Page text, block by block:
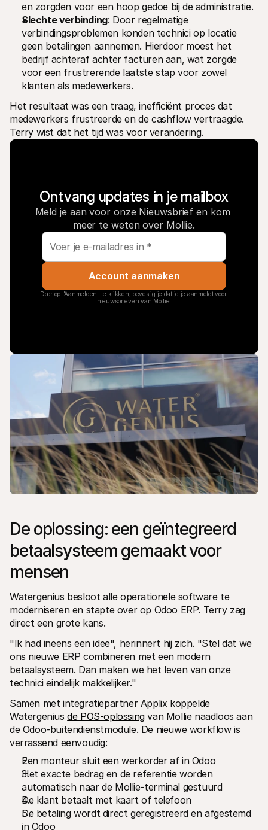
en zorgden voor een hoop gedoe bij de administratie.
Slechte verbinding: Door regelmatige
verbindingsproblemen konden technici op locatie
geen betalingen aannemen. Hierdoor moest het
bedrijf achteraf achter facturen aan, wat zorgde
voor een frustrerende laatste stap voor zowel
klanten als medewerkers.
Het resultaat was een traag, inefficiënt proces dat
medewerkers frustreerde en de cashflow vertraagde.
Terry wist dat het tijd was voor verandering.
Ontvang updates in je mailbox
Meld je aan voor onze Nieuwsbrief en kom
meer te weten over Mollie.
Account aanmaken
Door op "Aanmelden" te klikken, bevestig je dat je je aanmeldt voor
nieuwsbrieven van Mollie.
De oplossing: een geïntegreerd
betaalsysteem gemaakt voor
mensen
Watergenius besloot alle operationele software te
moderniseren en stapte over op Odoo ERP. Terry zag
direct een grote kans.
"Ik had ineens een idee", herinnert hij zich. "Stel dat we
ons nieuwe ERP combineren met een modern
betaalsysteem. Dan maken we het leven van onze
technici eindelijk makkelijker."
Samen met integratiepartner Applix koppelde
Watergenius de POS-oplossing van Mollie naadloos aan
de Odoo-buitendienstmodule. De nieuwe workflow is
verrassend eenvoudig:
Een monteur sluit een werkorder af in Odoo
Het exacte bedrag en de referentie worden
automatisch naar de Mollie-terminal gestuurd
De klant betaalt met kaart of telefoon
De betaling wordt direct geregistreerd en afgestemd
in Odoo